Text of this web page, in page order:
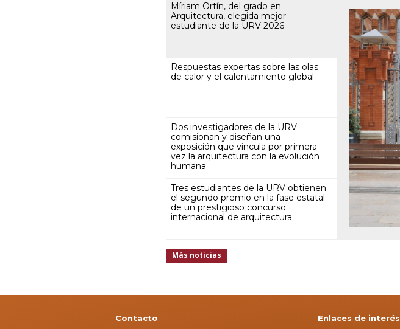
Míriam Ortín, del grado en
Arquitectura, elegida mejor
estudiante de la URV 2026
Respuestas expertas sobre las olas
de calor y el calentamiento global
Dos investigadores de la URV
comisionan y diseñan una
exposición que vincula por primera
vez la arquitectura con la evolución
humana
Tres estudiantes de la URV obtienen
el segundo premio en la fase estatal
de un prestigioso concurso
internacional de arquitectura
Más noticias
Contacto Enlaces de interés